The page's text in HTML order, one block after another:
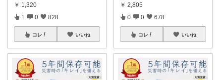
￥ 1,320
1 0 828
コレ いいね
￥ 2,805
0 0 678
コレ いいね